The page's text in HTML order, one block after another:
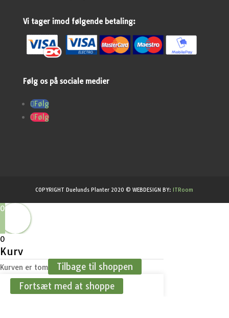
Vi tager imod følgende betaling:
Følg os på sociale medier
Følg
Følg
COPYRIGHT Duelunds Planter 2020 © WEBDESIGN BY: ITRoom
0
0
Kurv
Kurven er tom
Tilbage til shoppen
Fortsæt med at shoppe